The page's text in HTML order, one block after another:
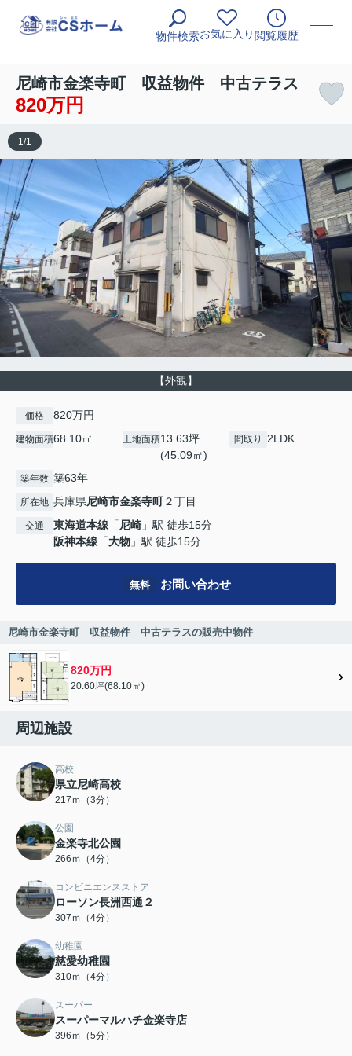
物件検索お気に入り 閲覧履歴
尼崎市金楽寺町 収益物件 中古テラス
820万円
【外観】
1 /1
価格 820万円
建物面積68.10㎡ 土地面積13.63坪
(45.09㎡)
間取り 2LDK
築年数 築63年
所在地 兵庫県尼崎市金楽寺町２丁目
交通 東海道本線 「 尼崎 」駅 徒歩15分
阪神本線 「大物 」駅 徒歩15分
無料 お問い合わせ
尼崎市金楽寺町 収益物件 中古テラスの販売中物件
820万円
20.60坪(68.10㎡)
周辺施設
高校
県立尼崎高校
217ｍ（3分）
公園
金楽寺北公園
266ｍ（4分）
コンビニエンスストア
ローソン長洲西通２
307ｍ（4分）
幼稚園
慈愛幼稚園
310ｍ（4分）
スーパー
スーパーマルハチ金楽寺店
396ｍ（5分）